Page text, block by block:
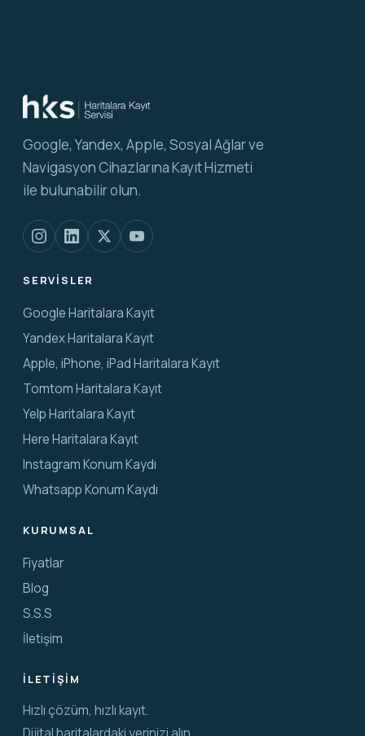
Google, Yandex, Apple, Sosyal Ağlar ve
Navigasyon Cihazlarına Kayıt Hizmeti
ile bulunabilir olun.
SERVISLER
Google Haritalara Kayıt
Yandex Haritalara Kayıt
Apple, iPhone, iPad Haritalara Kayıt
Tomtom Haritalara Kayıt
Yelp Haritalara Kayıt
Here Haritalara Kayıt
Instagram Konum Kaydı
Whatsapp Konum Kaydı
KURUMSAL
Fiyatlar
Blog
S.S.S
İletişim
İLETIŞIM
Hızlı çözüm, hızlı kayıt.